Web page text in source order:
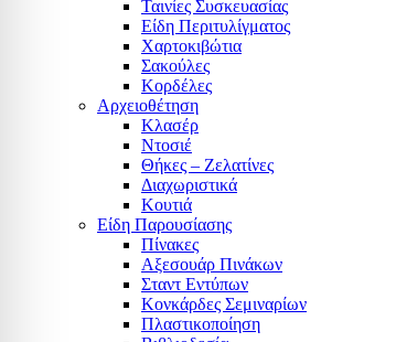
Ταινίες Συσκευασίας
Είδη Περιτυλίγματος
Χαρτοκιβώτια
Σακούλες
Κορδέλες
Αρχειοθέτηση
Κλασέρ
Ντοσιέ
Θήκες – Ζελατίνες
Διαχωριστικά
Κουτιά
Είδη Παρουσίασης
Πίνακες
Αξεσουάρ Πινάκων
Σταντ Εντύπων
Κονκάρδες Σεμιναρίων
Πλαστικοποίηση